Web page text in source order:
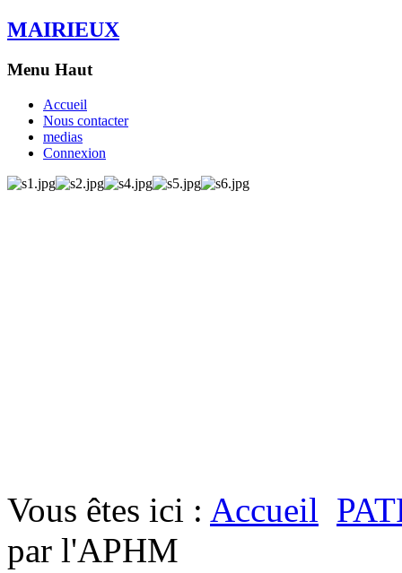
MAIRIEUX
Menu Haut
Accueil
Nous contacter
medias
Connexion
Vous êtes ici : Accueil
par l'APHM